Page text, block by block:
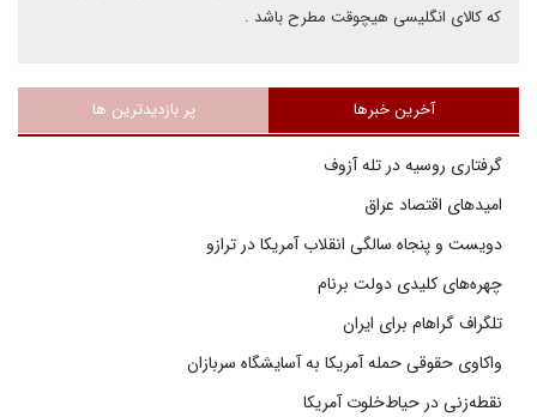
که کالای انگلیسی هیچوقت مطرح باشد .
آخرین خبرها پر بازدیدترین ها
گرفتاری روسیه در تله آزوف
امیدهای اقتصاد عراق
دویست و پنجاه سالگی انقلاب آمریکا در ترازو
چهره‌های کلیدی دولت برنام
تلگراف گراهام برای ایران
واکاوی حقوقی حمله آمریکا به آسایشگاه سربازان
نقطه‌زنی در حیاط‌خلوت آمریکا